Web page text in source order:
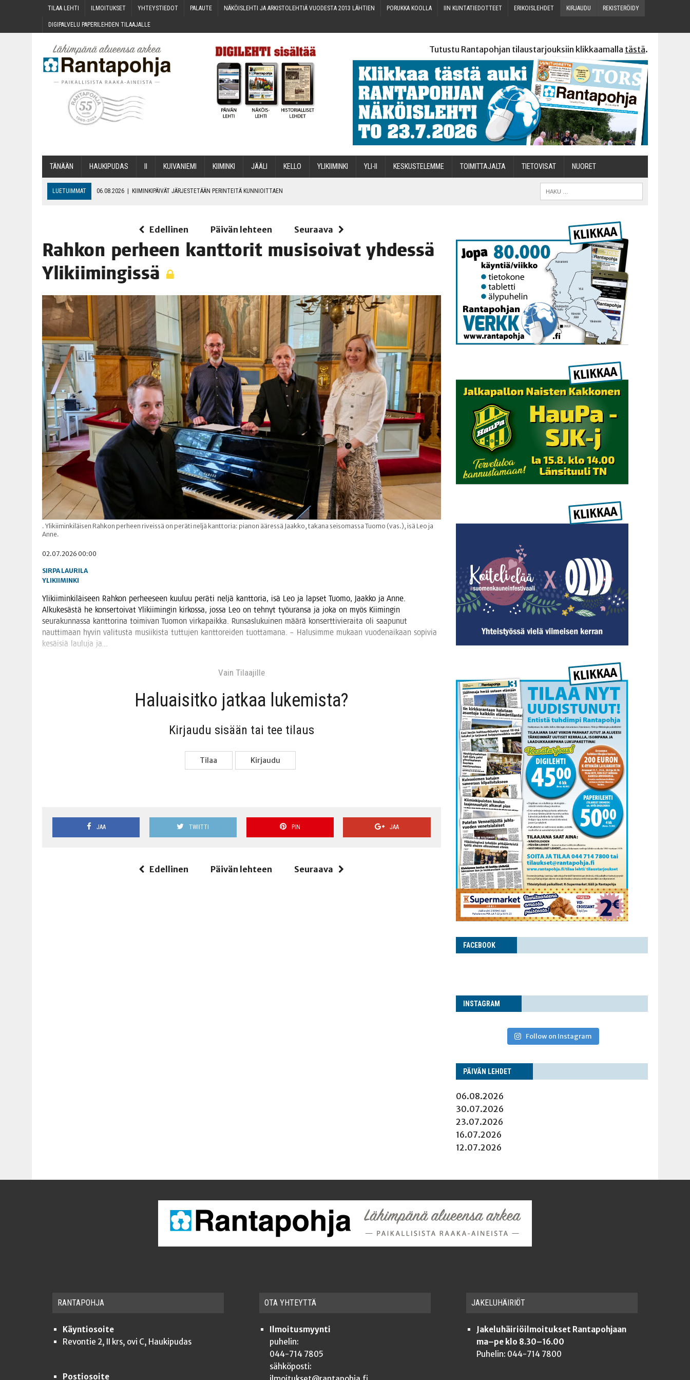
TILAA LEH­TI ILMOI­TUK­SET YHTEYS­TIE­DOT PALAU­TE NÄKÖIS­LEH­TI JA ARKIS­TO­LEH­TIÄ VUO­DES­TA 2013 LÄHTIEN PORUK­KA KOOLLA IIN KUN­TA­TIE­DOT­TEET ERI­KOIS­LEH­DET KIR­JAU­DU REKIS­TE­RÖI­DY
DIGI­PAL­VE­LU PAPE­RI­LEH­DEN TILAAJALLE
Tutustu Rantapohjan tilaustarjouksiin klikkaamalla tästä.
TÄNÄÄN HAU­KI­PU­DAS KUI­VA­NIE­MI KII­MIN­KI JÄÄ­LI KEL­LO YLI­KII­MIN­KI YLI-II KES­KUS­TE­LEM­ME TOI­MIT­TA­JAL­TA TIETOVISAT NUO­RET
LUETUIMMAT 06.08.2026 | KII­MIN­KI­PÄI­VÄT JÄR­JES­TE­TÄÄN PERIN­TEI­TÄ KUNNIOITTAEN
MAKA­RO­NI­LAA­TI­KOL­LA ARKEEN
06.08.2026 OPIN­TOI­HIN KAN­SA­LAIS­OPIS­TOS­SA VOI SAA­DA AVUSTUSTA
08.08.2026 | MENO­VINK­KE­JÄ LOP­PU­KE­SÄN TAPAHTUMIIN
Edellinen Päivän lehteen Seuraava
Rah­kon per­heen kant­to­rit musi­soi­vat yhdes­sä
Ylikiimingissä
. Ylikiiminkiläisen Rahkon perheen riveissä on peräti neljä kanttoria: pianon ääressä Jaakko, takana seisomassa Tuomo (vas.), isä Leo ja
Anne.
02.07.2026 00:00
SIRPA LAURILA
YLIKIIMINKI
Yli­kii­min­ki­läi­seen Rah­kon per­hee­seen kuu­luu perä­ti nel­jä kant­to­ria, isä Leo ja lap­set Tuo­mo, Jaak­ko ja Anne.
Alku­ke­säs­tä he kon­ser­toi­vat Yli­kii­min­gin kir­kos­sa, jos­sa Leo on teh­nyt työ­uran­sa ja joka on myös Kii­min­gin
seu­ra­kun­nas­sa kant­to­ri­na toi­mi­van Tuo­mon vir­ka­paik­ka. Run­sas­lu­kui­nen mää­rä kon­sert­ti­vie­rai­ta oli saa­pu­nut
naut­ti­maan hyvin vali­tus­ta musii­kis­ta tut­tu­jen kant­to­rei­den tuot­ta­ma­na. – Halusim­me mukaan vuo­den­ai­kaan sopi­via
kesäi­siä lau­lu­ja ja…
Vain Tilaa­jil­le
Haluai­sit­ko jat­kaa lukemista?
Kir­jau­du sisään tai tee tilaus
Tilaa Kir­jau­du
JAA TWIITTI PIN JAA
Edellinen Päivän lehteen Seuraava
FACE­BOOK
INS­TA­GRAM
Follow on Instagram
PÄI­VÄN LEHDET
06.08.2026
30.07.2026
23.07.2026
16.07.2026
12.07.2026
RAN­TA­POH­JA
Käyntiosoite
Revontie 2, II krs, ovi C, Haukipudas
Postiosoite
OTA YHTEYT­TÄ
Ilmoitusmyynti
puhelin:
044-714 7805
sähköposti:
JAKE­LU­HÄI­RIÖT
Jakeluhäiriöilmoitukset Rantapohjaan
ma–pe klo 8.30–16.00
Puhelin: 044-714 7800